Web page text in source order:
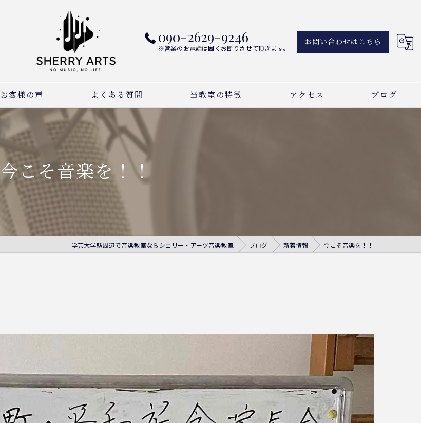
090-2629-9246
※営業のお電話は固くお断りさせて頂きます。
お問い合わせはこちら
お客様の声 よくある質問 当教室の特徴 アクセス ブログ
今こそ音楽を！！
学芸大学駅周辺で音楽教室ならシェリー・アーツ音楽教室 ブログ 新着情報 今こそ音楽を！！